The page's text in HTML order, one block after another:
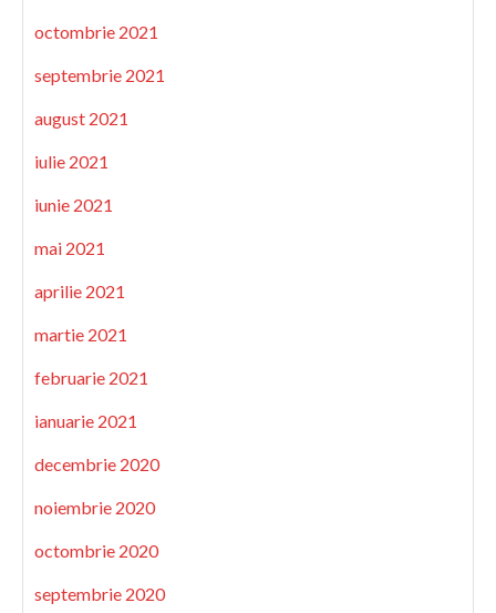
octombrie 2021
septembrie 2021
august 2021
iulie 2021
iunie 2021
mai 2021
aprilie 2021
martie 2021
februarie 2021
ianuarie 2021
decembrie 2020
noiembrie 2020
octombrie 2020
septembrie 2020